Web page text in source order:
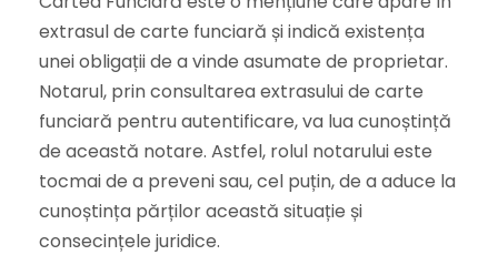
extrasul de carte funciară și indică existența
unei obligații de a vinde asumate de proprietar.
Notarul, prin consultarea extrasului de carte
funciară pentru autentificare, va lua cunoștință
de această notare. Astfel, rolul notarului este
tocmai de a preveni sau, cel puțin, de a aduce la
cunoștința părților această situație și
consecințele juridice.